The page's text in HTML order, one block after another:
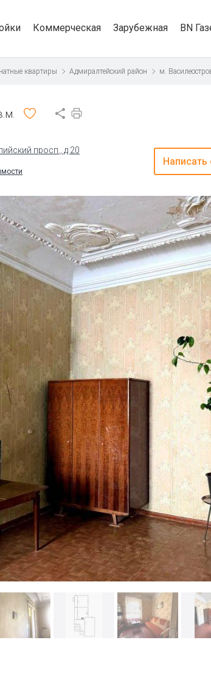
Коммерческая Зарубежная BN
квартиры Адмиралтейский район м.
просп., д 20